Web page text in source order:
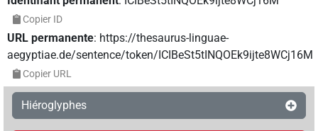
Copier ID
URL permanente: https://thesaurus-linguae-
aegyptiae.de/sentence/token/ICIBeSt5tINQOEk9ijte8WCj16M
Copier URL
Hiéroglyphes